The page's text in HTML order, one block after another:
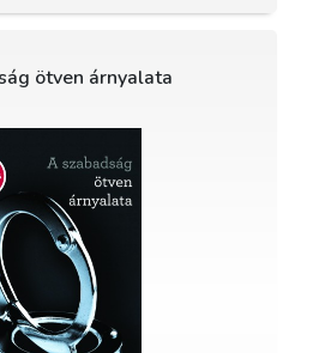
ötven árnyalata